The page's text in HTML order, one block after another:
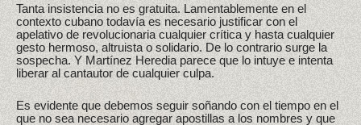
Tanta insistencia no es gratuita. Lamentablemente en el
contexto cubano todavía es necesario justificar con el
apelativo de revolucionaria cualquier crítica y hasta cualquier
gesto hermoso, altruista o solidario. De lo contrario surge la
sospecha. Y Martínez Heredia parece que lo intuye e intenta
liberar al cantautor de cualquier culpa.
Es evidente que debemos seguir soñando con el tiempo en el
que no sea necesario agregar apostillas a los nombres y que